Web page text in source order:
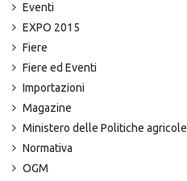
Eventi
EXPO 2015
Fiere
Fiere ed Eventi
Importazioni
Magazine
Ministero delle Politiche agricole
Normativa
OGM